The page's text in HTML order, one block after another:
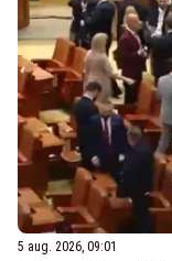
5 aug. 2026, 09:01